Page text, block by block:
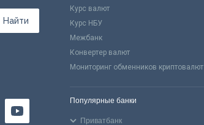
Найти
Курс валют
Курс НБУ
Межбанк
Конвертер валют
Мониторинг обменников криптовалют
Популярные банки
Приватбанк